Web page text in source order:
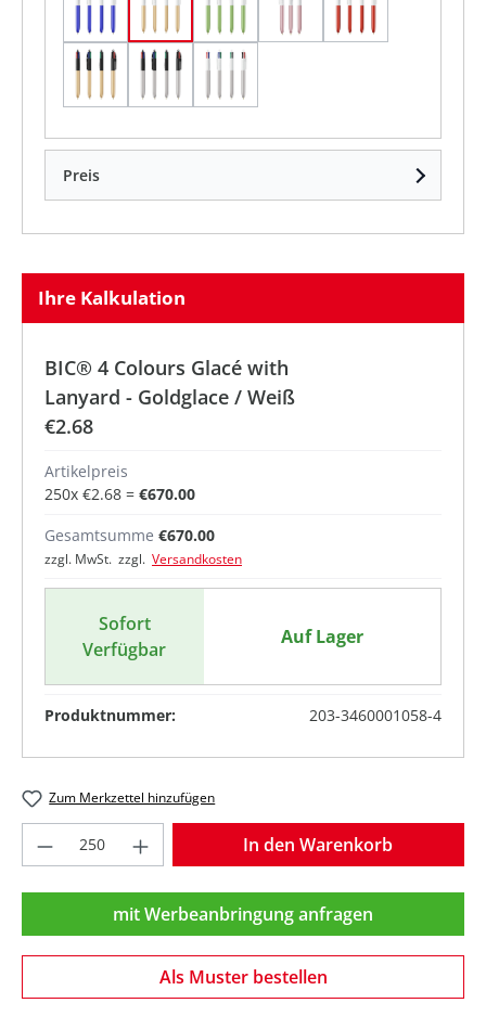
Blau Glacé / WeißGoldglace / WeißGrün Glasiert / Weiß
Rosa Glacé / Weiß
Rot Glacé /
Preis
Ihre Kalkulation
BIC® 4 Colours Glacé with
Lanyard - Goldglace / Weiß
€2.68
Artikelpreis
250x €2.68 = €670.00
Gesamtsumme €670.00
zzgl. MwSt. zzgl. Versandkosten
Sofort
Verfügbar
Auf Lager
Produktnummer: 203-3460001058-4
Zum Merkzettel hinzufügen
Produkt Anzahl: Gib den gewünschten
In den Warenkorb
mit Werbeanbringung anfragen
Als Muster bestellen